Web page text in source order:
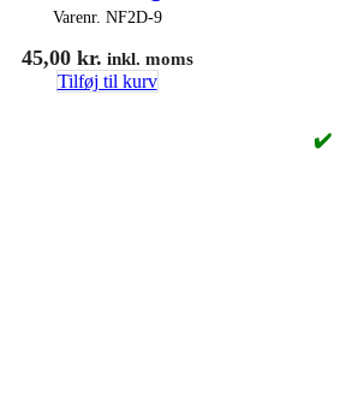
Varenr. NF2D-9
45,00 kr. inkl. moms
Tilføj til kurv
✔️